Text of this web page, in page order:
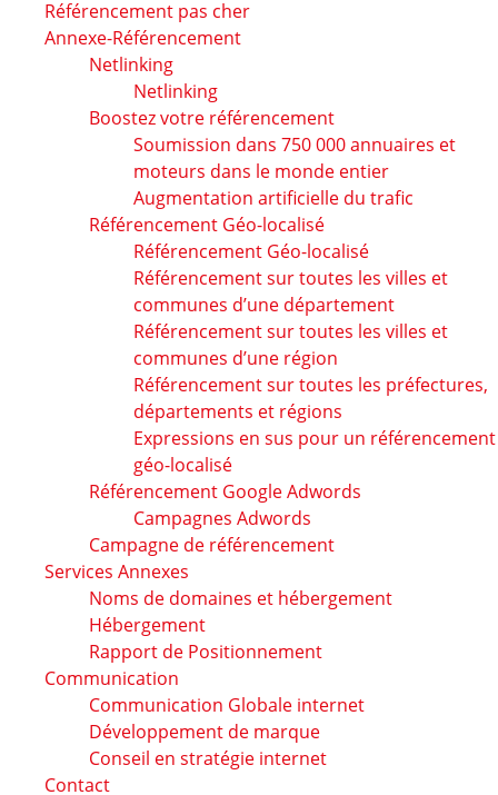
Référencement pas cher
Annexe-Référencement
Netlinking
Netlinking
Boostez votre référencement
Soumission dans 750 000 annuaires et
moteurs dans le monde entier
Augmentation artificielle du trafic
Référencement Géo-localisé
Référencement Géo-localisé
Référencement sur toutes les villes et
communes d’une département
Référencement sur toutes les villes et
communes d’une région
Référencement sur toutes les préfectures,
départements et régions
Expressions en sus pour un référencement
géo-localisé
Référencement Google Adwords
Campagnes Adwords
Campagne de référencement
Services Annexes
Noms de domaines et hébergement
Hébergement
Rapport de Positionnement
Communication
Communication Globale internet
Développement de marque
Conseil en stratégie internet
Contact